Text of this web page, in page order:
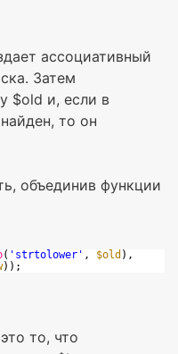
ассоциативный
Затем
$old и, если в
то он
объединив функции
( 'strtolower' , $old ),
));
то, что